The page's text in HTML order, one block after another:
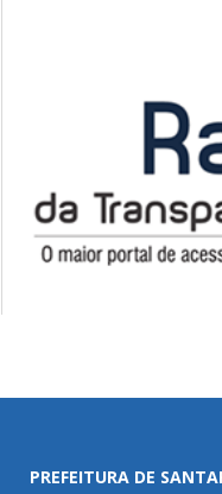
PREFEITURA DE